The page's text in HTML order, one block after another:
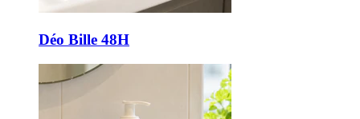
Déo Bille 48H